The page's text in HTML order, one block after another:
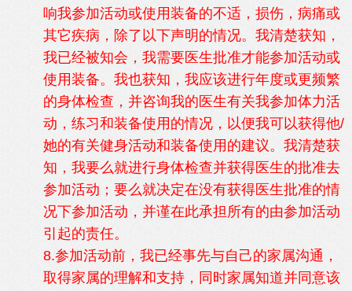
响我参加活动或使用装备的不适，损伤，病痛或
其它疾病，除了以下声明的情况。我清楚获知，
我已经被知会，我需要医生批准才能参加活动或
使用装备。我也获知，我应该进行年度或更频繁
的身体检查，并咨询我的医生有关我参加体力活
动，练习和装备使用的情况，以便我可以获得他/
她的有关健身活动和装备使用的建议。我清楚获
知，我要么就进行身体检查并获得医生的批准去
参加活动；要么就决定在没有获得医生批准的情
况下参加活动，并谨在此承担所有的由参加活动
引起的责任。
8.参加活动前，我已经事先与自己的家属沟通，
取得家属的理解和支持，同时家属知道并同意该